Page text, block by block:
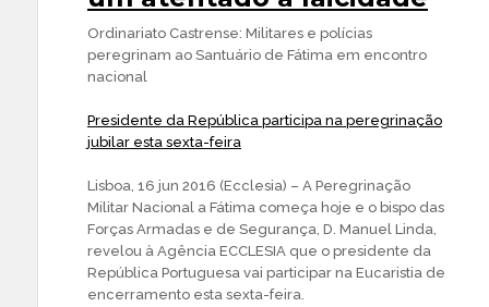
Ordinariato Castrense: Militares e polícias
peregrinam ao Santuário de Fátima em encontro
nacional
Presidente da República participa na peregrinação
jubilar esta sexta-feira
Lisboa, 16 jun 2016 (Ecclesia) – A Peregrinação
Militar Nacional a Fátima começa hoje e o bispo das
Forças Armadas e de Segurança, D. Manuel Linda,
revelou à Agência ECCLESIA que o presidente da
República Portuguesa vai participar na Eucaristia de
encerramento esta sexta-feira.